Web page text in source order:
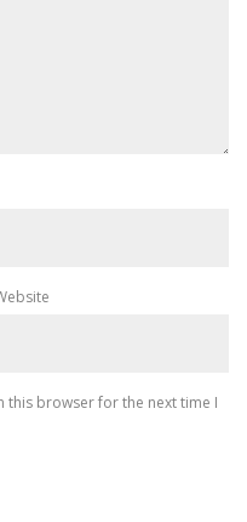
this browser for the next time I